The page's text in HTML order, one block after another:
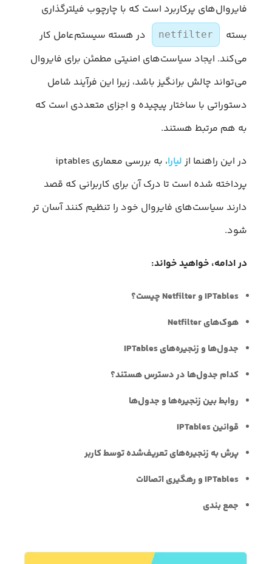
فایروال‌های پرکاربرد است که با چارچوب فیلترگذاری
بسته
netfilter
در هسته سیستم‌عامل کار
می‌کند. ایجاد سیاست‌های امنیتی مطمئن برای فایروال
می‌تواند چالش برانگیز باشد، زیرا این فرآیند شامل
دستوراتی با ساختار پیچیده و اجزای متعددی است که
به هم مرتبط هستند.
در این راهنما از لیارا
، به بررسی معماری iptables
پرداخته شده است تا درک آن برای کاربرانی که قصد
دارند سیاست‌های فایروال خود را تنظیم کنند آسان تر
شود.
در ادامه، خواهید خواند:
IPTables و Netfilter چیست؟
هوک‌های Netfilter
جدول‌ها و زنجیره‌های IPTables
کدام جدول‌ها در دسترس هستند؟
روابط بین زنجیره‌ها و جدول‌ها
قوانین IPTables
پرش به زنجیره‌های تعریف‌شده توسط کاربر
IPTables و رهگیری اتصالات
جمع بندی